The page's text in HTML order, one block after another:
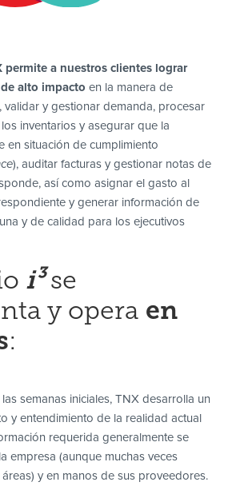
permite a nuestros clientes lograr
alto impacto en la manera de
validar y gestionar demanda, procesar
inventarios y asegurar que la
en situación de cumplimiento
), auditar facturas y gestionar notas de
así como asignar el gasto al
y generar información de
y de calidad para los ejecutivos
i³se
y opera en
:
semanas iniciales, TNX desarrolla un
y entendimiento de la realidad actual
requerida generalmente se
empresa (aunque muchas veces
y en manos de sus proveedores.